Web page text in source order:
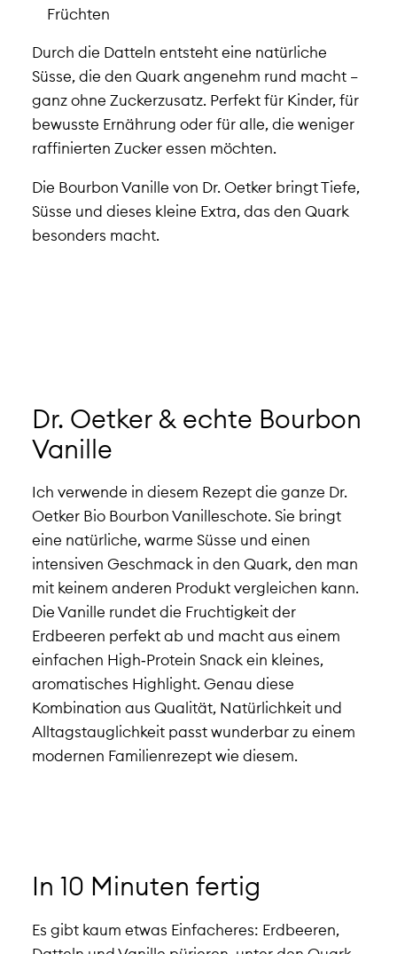
Früchten
Durch die Datteln entsteht eine natürliche
Süsse, die den Quark angenehm rund macht –
ganz ohne Zuckerzusatz. Perfekt für Kinder, für
bewusste Ernährung oder für alle, die weniger
raffinierten Zucker essen möchten.
Die Bourbon Vanille von Dr. Oetker bringt Tiefe,
Süsse und dieses kleine Extra, das den Quark
besonders macht.
Dr. Oetker & echte Bourbon
Vanille
Ich verwende in diesem Rezept die ganze Dr.
Oetker Bio Bourbon Vanilleschote. Sie bringt
eine natürliche, warme Süsse und einen
intensiven Geschmack in den Quark, den man
mit keinem anderen Produkt vergleichen kann.
Die Vanille rundet die Fruchtigkeit der
Erdbeeren perfekt ab und macht aus einem
einfachen High‑Protein Snack ein kleines,
aromatisches Highlight. Genau diese
Kombination aus Qualität, Natürlichkeit und
Alltagstauglichkeit passt wunderbar zu einem
modernen Familienrezept wie diesem.
In 10 Minuten fertig
Es gibt kaum etwas Einfacheres: Erdbeeren,